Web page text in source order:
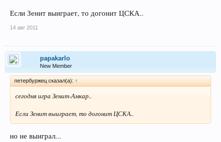
Если Зенит выиграет, то догонит ЦСКА..
14 авг 2011
papakarlo
New Member
петербуржец сказал(а): ↑
сегодня игра Зенит-Амкар..
Если Зенит выиграет, то догонит ЦСКА..
но не выиграл...